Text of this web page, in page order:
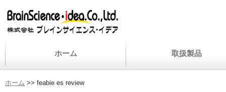
ホーム 取扱製品
ホーム >> feabie es review